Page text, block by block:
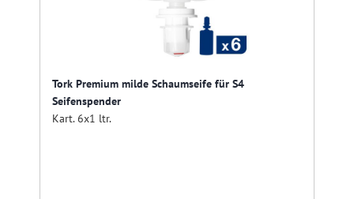
Tork Premium milde Schaumseife für S4
Seifenspender
Kart. 6x1 ltr.